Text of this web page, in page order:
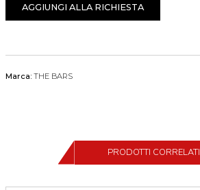
AGGIUNGI ALLA RICHIESTA
Marca: THE BARS
PRODOTTI CORRELATI